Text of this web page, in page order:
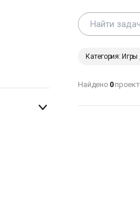
ГЕНИИ,
это
Категория:
Найдено 0